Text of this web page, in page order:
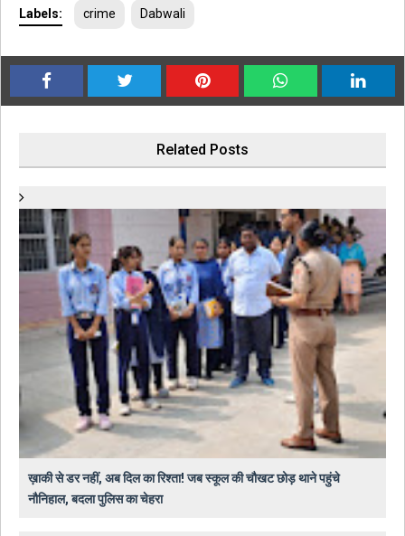
Labels: crime Dabwali
Related Posts
ख़ाकी से डर नहीं, अब दिल का रिश्ता! जब स्कूल की चौखट छोड़ थाने पहुंचे
नौनिहाल, बदला पुलिस का चेहरा